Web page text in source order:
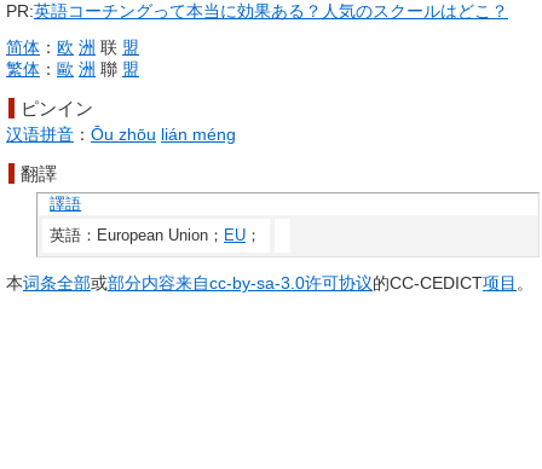
PR:英語コーチングって本当に効果ある？人気のスクールはどこ？
简体 ： 欧 洲 联 盟
繁体 ： 歐 洲 聯 盟
ピンイン
汉语拼音 ： Ōu zhōu lián méng
翻譯
譯語
英語：European Union； EU ；
本词条全部或部分内容来自cc-by-sa-3.0许可协议的CC-CEDICT项目 。